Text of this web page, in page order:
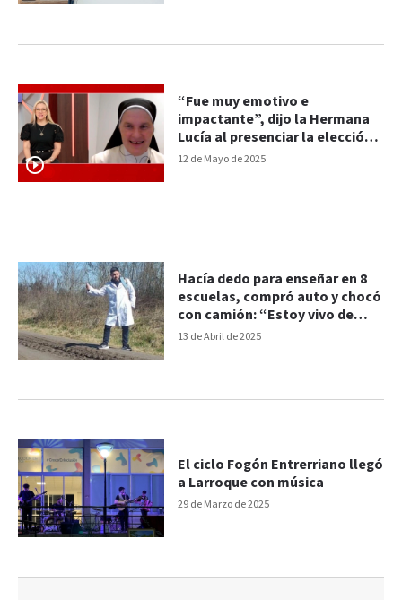
12 de Mayo de 2025
“Fue muy emotivo e
impactante”, dijo la Hermana
Lucía al presenciar la elección
del Papa
13 de Abril de 2025
Hacía dedo para enseñar en 8
escuelas, compró auto y chocó
con camión: “Estoy vivo de
milagro”
29 de Marzo de 2025
El ciclo Fogón Entrerriano llegó
a Larroque con música